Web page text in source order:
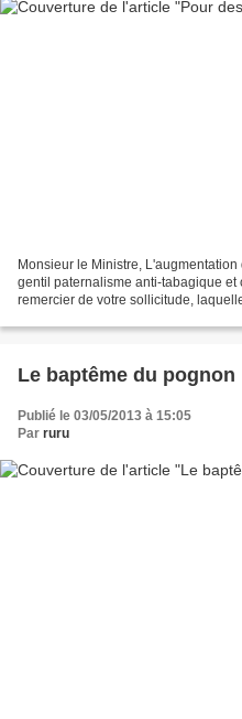
Monsieur le Ministre,
gentil paternalisme anti-tabagique
remercier de votre sollicitude,
Le baptême du pognon
Publié le 03/05/2013 à 15:05
Par ruru